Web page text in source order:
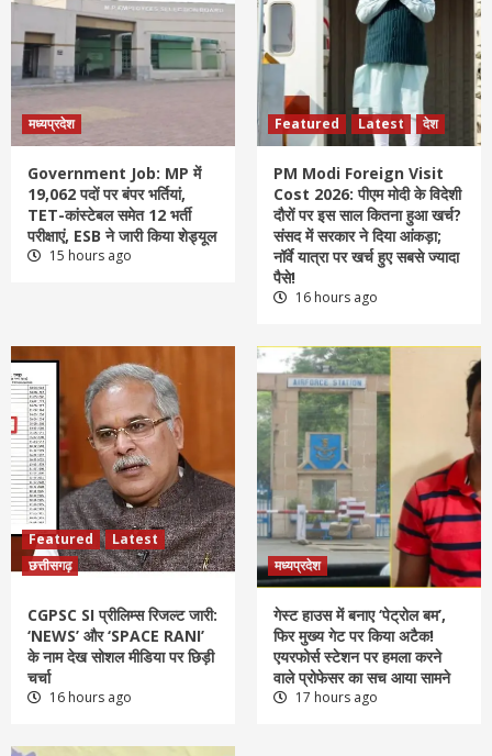
मध्यप्रदेश
Government Job: MP में
19,062 पदों पर बंपर भर्तियां,
TET-कांस्टेबल समेत 12 भर्ती
परीक्षाएं, ESB ने जारी किया शेड्यूल
15 hours ago
Featured Latest देश
PM Modi Foreign Visit
Cost 2026: पीएम मोदी के विदेशी
दौरों पर इस साल कितना हुआ खर्च?
संसद में सरकार ने दिया आंकड़ा;
नॉर्वे यात्रा पर खर्च हुए सबसे ज्यादा
पैसे!
16 hours ago
Featured
Latest
छत्तीसगढ़
CGPSC SI प्रीलिम्स रिजल्ट जारी:
‘NEWS’ और ‘SPACE RANI’
के नाम देख सोशल मीडिया पर छिड़ी
चर्चा
16 hours ago
मध्यप्रदेश
गेस्ट हाउस में बनाए ‘पेट्रोल बम’,
फिर मुख्य गेट पर किया अटैक!
एयरफोर्स स्टेशन पर हमला करने
वाले प्रोफेसर का सच आया सामने
17 hours ago